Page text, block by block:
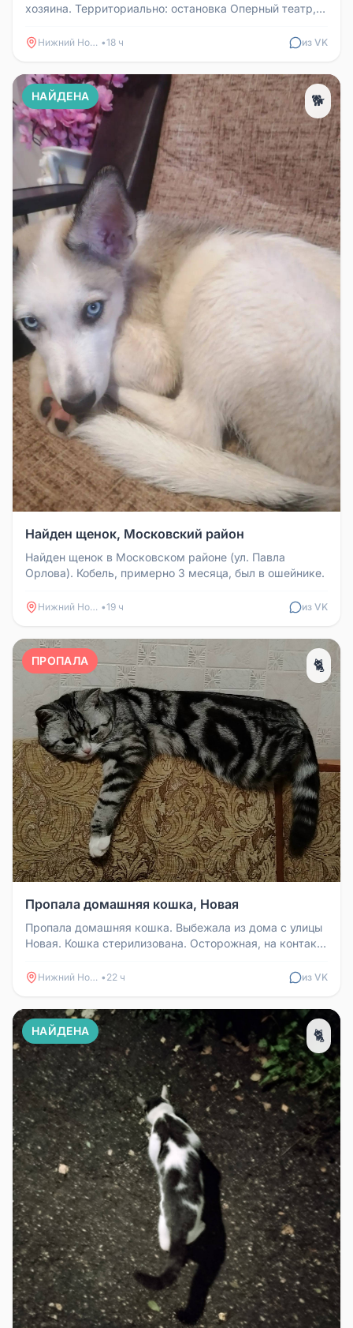
хозяина. Территориально: остановка Оперный театр,
Нижний Новгород •18 ч из VK
НАЙДЕНА 🐕
Найден щенок, Московский район
Найден щенок в Московском районе (ул. Павла
Орлова). Кобель, примерно 3 месяца, был в ошейнике.
Нижний Новгород •19 ч из VK
ПРОПАЛА 🐈
Пропала домашняя кошка, Новая
Пропала домашняя кошка. Выбежала из дома с улицы
Новая. Кошка стерилизована. Осторожная, на контакт
Нижний Новгород • 22 ч из VK
НАЙДЕНА 🐈